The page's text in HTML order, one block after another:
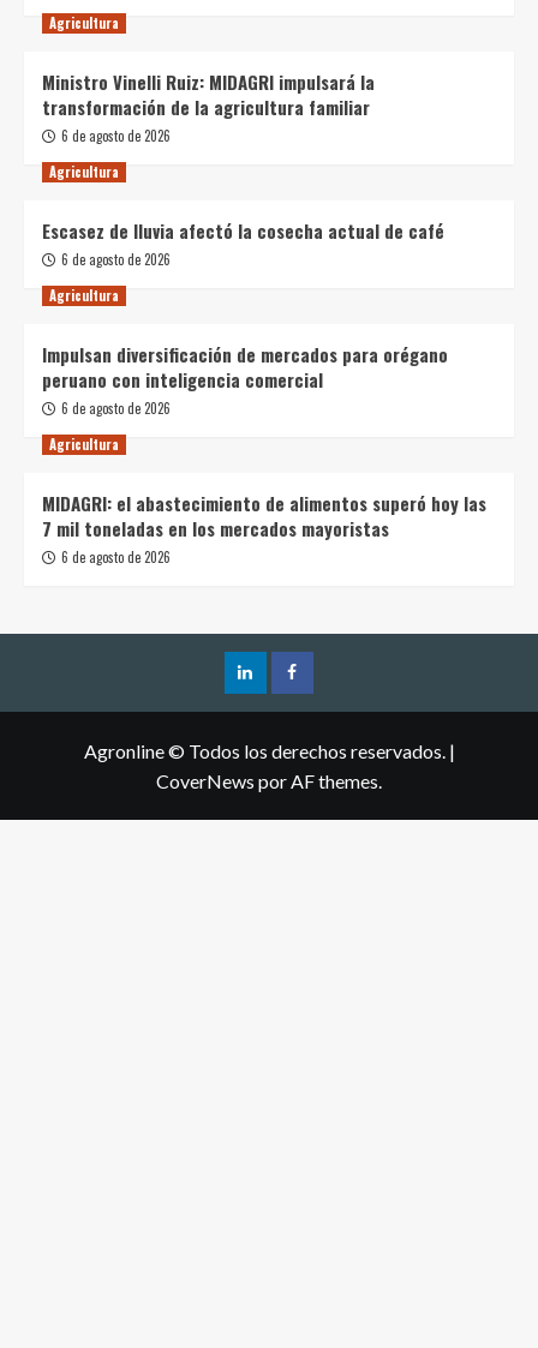
Agricultura
Ministro Vinelli Ruiz: MIDAGRI impulsará la
transformación de la agricultura familiar
6 de agosto de 2026
Agricultura
Escasez de lluvia afectó la cosecha actual de café
6 de agosto de 2026
Agricultura
Impulsan diversificación de mercados para orégano
peruano con inteligencia comercial
6 de agosto de 2026
Agricultura
MIDAGRI: el abastecimiento de alimentos superó hoy las
7 mil toneladas en los mercados mayoristas
6 de agosto de 2026
Agronline © Todos los derechos reservados. |
CoverNews por AF themes.